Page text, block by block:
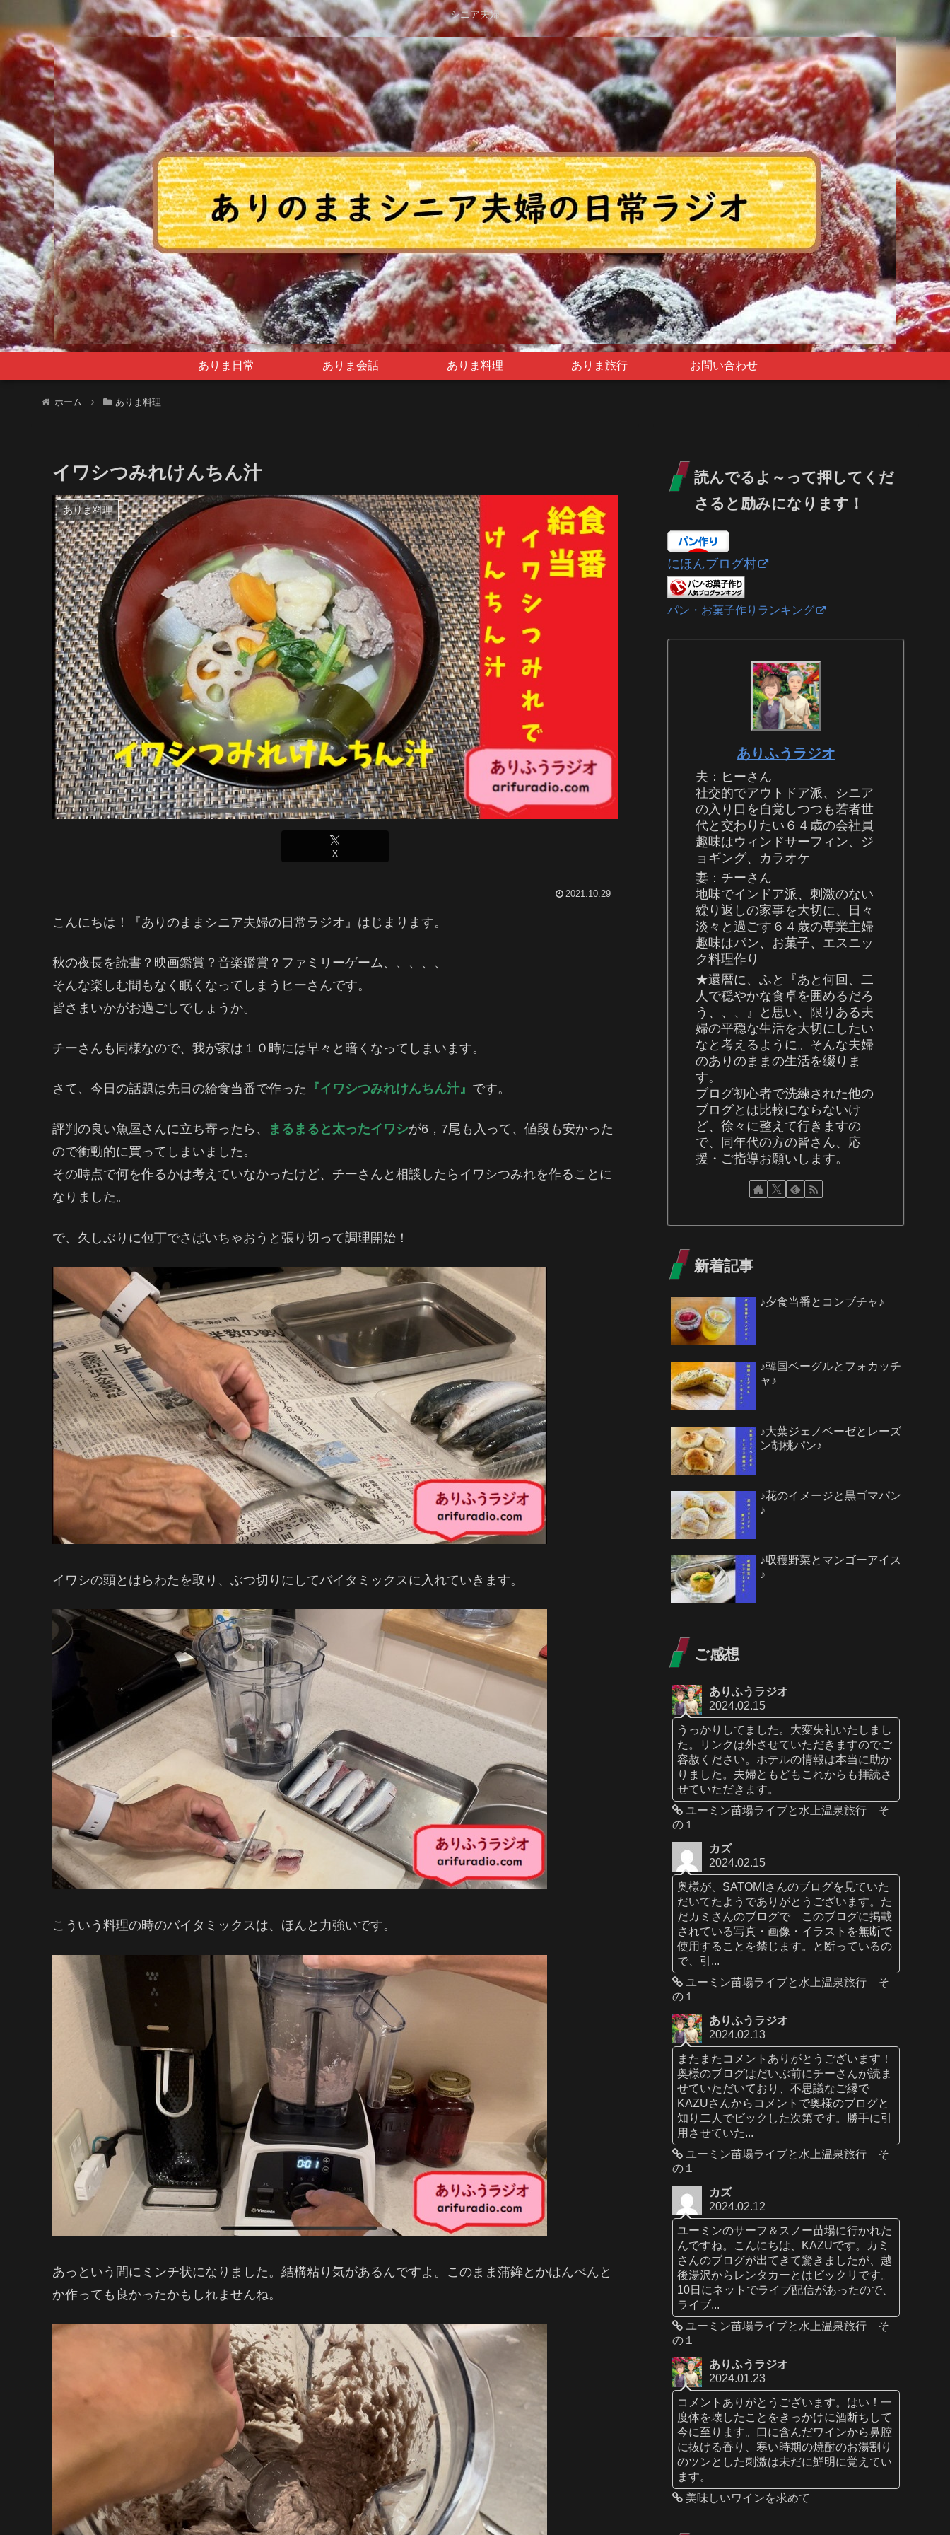
シニア夫婦
ありま日常 ありま会話 ありま料理 ありま旅行 お問い合わせ
ホーム ありま料理
イワシつみれけんちん汁
ありま料理
X
2021.10.29
こんにちは！『ありのままシニア夫婦の日常ラジオ』はじまります。
秋の夜長を読書？映画鑑賞？音楽鑑賞？ファミリーゲーム、、、、、
そんな楽しむ間もなく眠くなってしまうヒーさんです。
皆さまいかがお過ごしでしょうか。
チーさんも同様なので、我が家は１０時には早々と暗くなってしまいます。
さて、今日の話題は先日の給食当番で作った 『イワシつみれけんちん汁』 です。
評判の良い魚屋さんに立ち寄ったら、 まるまると太ったイワシが6，7尾も入って、値段も安かった
ので衝動的に買ってしまいました。
その時点で何を作るかは考えていなかったけど、チーさんと相談したらイワシつみれを作ることに
なりました。
で、久しぶりに包丁でさばいちゃおうと張り切って調理開始！
イワシの頭とはらわたを取り、ぶつ切りにしてバイタミックスに入れていきます。
こういう料理の時のバイタミックスは、ほんと力強いです。
あっという間にミンチ状になりました。結構粘り気があるんですよ。このまま蒲鉾とかはんぺんと
か作っても良かったかもしれませんね。
読んでるよ～って押してくだ
さると励みになります！
にほんブログ村
パン・お菓子作りランキング
ありふうラジオ
夫：ヒーさん
社交的でアウトドア派、シニア
の入り口を自覚しつつも若者世
代と交わりたい６４歳の会社員
趣味はウィンドサーフィン、ジ
ョギング、カラオケ
妻：チーさん
地味でインドア派、刺激のない
繰り返しの家事を大切に、日々
淡々と過ごす６４歳の専業主婦
趣味はパン、お菓子、エスニッ
ク料理作り
★還暦に、ふと『あと何回、二
人で穏やかな食卓を囲めるだろ
う、、、』と思い、限りある夫
婦の平穏な生活を大切にしたい
なと考えるように。そんな夫婦
のありのままの生活を綴りま
す。
ブログ初心者で洗練された他の
ブログとは比較にならないけ
ど、徐々に整えて行きますの
で、同年代の方の皆さん、応
援・ご指導お願いします。
新着記事
♪夕食当番とコンブチャ♪
♪韓国ベーグルとフォカッチ
ャ♪
♪大葉ジェノベーゼとレーズ
ン胡桃パン♪
♪花のイメージと黒ゴマパン
♪
♪収穫野菜とマンゴーアイス
♪
ご感想
ありふうラジオ
2024.02.15
うっかりしてました。大変失礼いたしまし
た。リンクは外させていただきますのでご
容赦ください。ホテルの情報は本当に助か
りました。夫婦ともどもこれからも拝読さ
せていただきます。
ユーミン苗場ライブと水上温泉旅行 そ
の１
カズ
2024.02.15
奥様が、SATOMIさんのブログを見ていた
だいてたようでありがとうございます。た
だカミさんのブログで このブログに掲載
されている写真・画像・イラストを無断で
使用することを禁じます。と断っているの
で、引...
ユーミン苗場ライブと水上温泉旅行 そ
の１
ありふうラジオ
2024.02.13
またまたコメントありがとうございます！
奥様のブログはだいぶ前にチーさんが読ま
せていただいており、不思議なご縁で
KAZUさんからコメントで奥様のブログと
知り二人でビックした次第です。勝手に引
用させていた...
ユーミン苗場ライブと水上温泉旅行 そ
の１
カズ
2024.02.12
ユーミンのサーフ＆スノー苗場に行かれた
んですね。こんにちは、KAZUです。カミ
さんのブログが出てきて驚きましたが、越
後湯沢からレンタカーとはビックリです。
10日にネットでライブ配信があったので、
ライブ...
ユーミン苗場ライブと水上温泉旅行 そ
の１
ありふうラジオ
2024.01.23
コメントありがとうございます。はい！一
度体を壊したことをきっかけに酒断ちして
今に至ります。口に含んだワインから鼻腔
に抜ける香り、寒い時期の焼酎のお湯割り
のツンとした刺激は未だに鮮明に覚えてい
ます。
美味しいワインを求めて